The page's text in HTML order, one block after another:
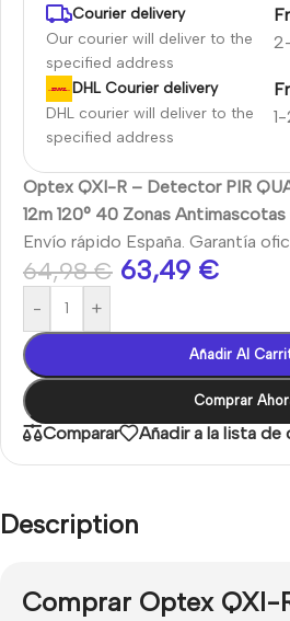
Courier delivery
Our courier will deliver to the
specified address
DHL Courier delivery
DHL courier will deliver to the
specified address
Optex QXI-R – Detector PIR
12m 120° 40 Zonas Antimascotas
Envío rápido España. Garantía
64,98€ 63,49 €
- +
Añadir Al
Comprar
Comparar Añadir a la lista de
Description
Comprar Optex QXI-